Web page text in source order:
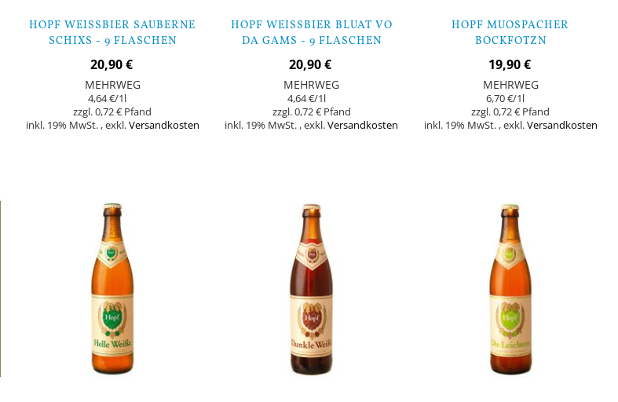
HOPF WEISSBIER SAUBERNE S
CHIXS - 9 FLASCHEN
20,90 €
MEHRWEG
4,64 €/1l
0,72 €
inkl. 19% MwSt.,exkl.Versandkosten
HOPF WEISSBIER BLUAT VO D
A GAMS - 9 FLASCHEN
20,90 €
MEHRWEG
4,64 €/1l
0,72 €
inkl. 19% MwSt.,exkl.Versandkosten
HOPF MUOSPACHER
BOCKFOTZN
WEIZENDOPPELBOCK 0,33 - 9
FLASCHEN
19,90 €
MEHRWEG
6,70 €/1l
0,72 €
inkl. 19% MwSt.,exkl.Versandkosten